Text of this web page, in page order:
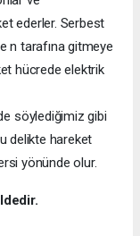
ederler. Serbest
n tarafına gitmeye
hücrede elektrik
söylediğimiz gibi
delikte hareket
yönünde olur.